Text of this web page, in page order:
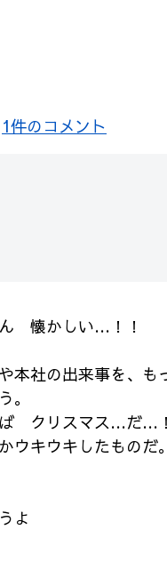
1件のコメント
懐かしい…！！
本社の出来事を、も
。
クリスマス…だ…
キウキしたものだ。
よ